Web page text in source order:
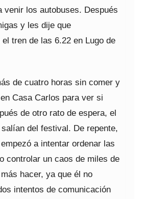
los autobuses. Después
y les dije que
tren de las 6.22 en Lugo de
de cuatro horas sin comer y
Casa Carlos para ver si
de otro rato de espera, el
del festival. De repente,
a intentar ordenar las
controlar un caos de miles de
hacer, ya que él no
intentos de comunicación